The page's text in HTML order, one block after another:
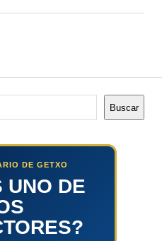
Buscar
DE GETXO
UNO DE